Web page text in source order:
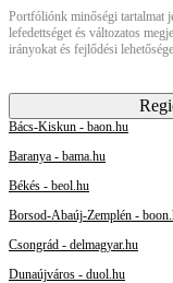
Portfóliónk minőségi tartalmat
lefedettséget és változatos
irányokat és fejlődési
Bács-Kiskun - baon.hu
Baranya - bama.hu
Békés - beol.hu
Borsod-Abaúj-Zemplén -
Csongrád - delmagyar.hu
Dunaújváros - duol.hu